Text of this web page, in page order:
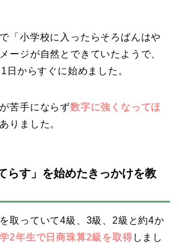
「小学校に入ったらそろばんはや
ージが自然とできていたようで、
日からすぐに始めました。
苦手にならず数字に強くなってほ
りました。
す」を始めたきっかけを教
取っていて4級、3級、2級と約4か
2年生で日商珠算2級を取得 しまし